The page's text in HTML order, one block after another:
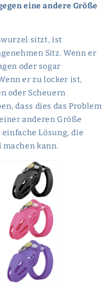
eine andere Größe
sitzt, ist
Sitz. Wenn er
oder sogar
er zu locker ist,
oder Scheuern
dass dies das Problem
anderen Größe
Lösung, die
kann.